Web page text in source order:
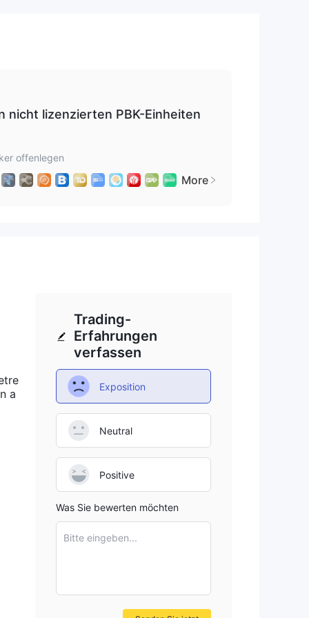
nicht lizenzierten PBK-Einheiten
offenlegen
More
a
Trading-
Erfahrungen
verfassen
Exposition
Neutral
Positive
Was Sie bewerten möchten
Bitte eingeben...